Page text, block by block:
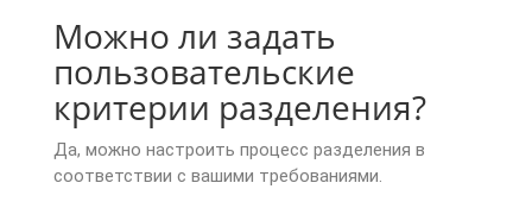
Можно ли задать
пользовательские
критерии разделения?
Да, можно настроить процесс разделения в
соответствии с вашими требованиями.